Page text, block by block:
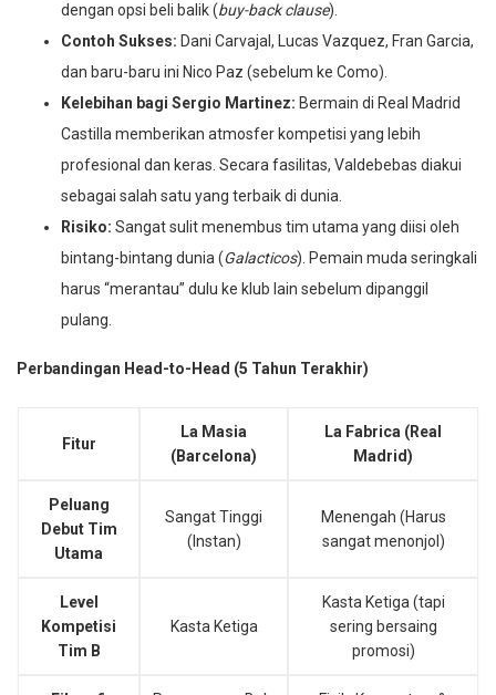
dengan opsi beli balik (buy-back clause).
Contoh Sukses: Dani Carvajal, Lucas Vazquez, Fran Garcia,
dan baru-baru ini Nico Paz (sebelum ke Como).
Kelebihan bagi Sergio Martinez: Bermain di Real Madrid
Castilla memberikan atmosfer kompetisi yang lebih
profesional dan keras. Secara fasilitas, Valdebebas diakui
sebagai salah satu yang terbaik di dunia.
Risiko: Sangat sulit menembus tim utama yang diisi oleh
bintang-bintang dunia (Galacticos). Pemain muda seringkali
harus “merantau” dulu ke klub lain sebelum dipanggil
pulang.
Perbandingan Head-to-Head (5 Tahun Terakhir)
Fitur
La Masia
(Barcelona)
La Fabrica (Real
Madrid)
Peluang
Debut Tim
Utama
Sangat Tinggi
(Instan)
Menengah (Harus
sangat menonjol)
Level
Kompetisi
Tim B
Kasta Ketiga
Kasta Ketiga (tapi
sering bersaing
promosi)